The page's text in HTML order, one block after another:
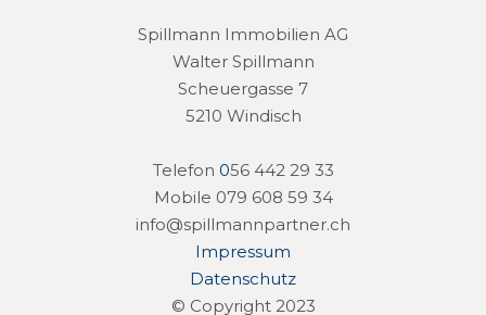
Spillmann Immobilien AG
Walter Spillmann
Scheuergasse 7
5210 Windisch
Telefon 056 442 29 33
Mobile 079 608 59 34
info@spillmannpartner.ch
Impressum
Datenschutz
© Copyright 2023